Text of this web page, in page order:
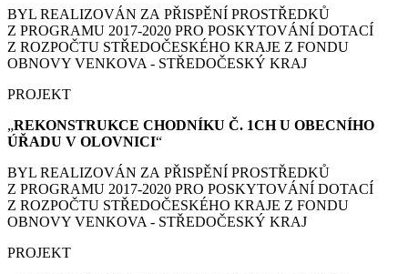
BYL REALIZOVÁN ZA PŘISPĚNÍ PROSTŘEDKŮ
Z PROGRAMU 2017-2020 PRO POSKYTOVÁNÍ DOTACÍ
Z ROZPOČTU STŘEDOČESKÉHO KRAJE Z FONDU
OBNOVY VENKOVA - STŘEDOČESKÝ KRAJ
PROJEKT
„REKONSTRUKCE CHODNÍKU Č. 1CH U OBECNÍHO
ÚŘADU V OLOVNICI“
BYL REALIZOVÁN ZA PŘISPĚNÍ PROSTŘEDKŮ
Z PROGRAMU 2017-2020 PRO POSKYTOVÁNÍ DOTACÍ
Z ROZPOČTU STŘEDOČESKÉHO KRAJE Z FONDU
OBNOVY VENKOVA - STŘEDOČESKÝ KRAJ
PROJEKT